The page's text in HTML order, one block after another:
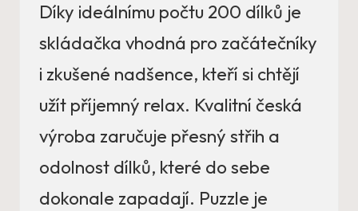
Díky ideálnímu počtu 200 dílků je
skládačka vhodná pro začátečníky
i zkušené nadšence, kteří si chtějí
užít příjemný relax. Kvalitní česká
výroba zaručuje přesný střih a
odolnost dílků, které do sebe
dokonale zapadají. Puzzle je